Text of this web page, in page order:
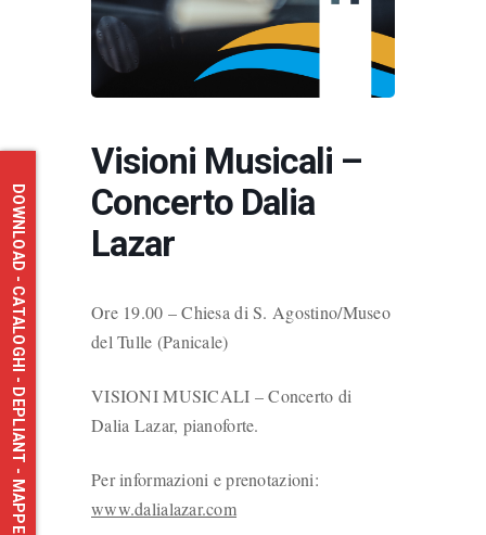
Visioni Musicali –
Concerto Dalia
Lazar
Ore 19.00 – Chiesa di S. Agostino/Museo
del Tulle (Panicale)
VISIONI MUSICALI – Concerto di
Dalia Lazar, pianoforte.
Per informazioni e prenotazioni:
www.dalialazar.com
DOWNLOAD - CATALOGHI - DEPLIANT - MAPPE